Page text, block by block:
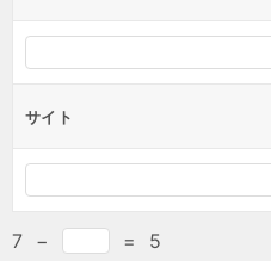
サイト
7 − = 5